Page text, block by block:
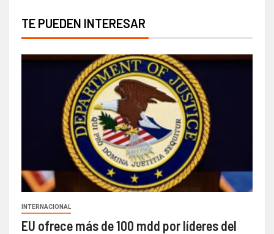
TE PUEDEN INTERESAR
INTERNACIONAL
EU ofrece más de 100 mdd por líderes del